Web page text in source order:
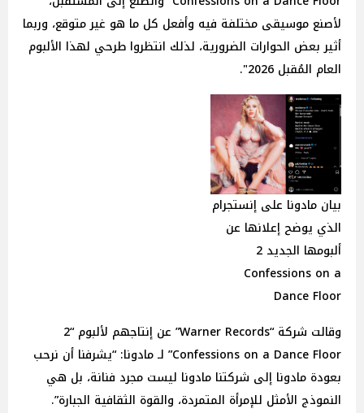
لأصنع موسيقى مختلفة فيه وأفعل كل ما هو غير متوقع، وربما
أثير بعض الحوارات الضرورية، لذلك انتظروا طرحي لهذا الألبوم
العام المُقبل 2026".
بيان مادونا على إنستجرام
الذي يوضح إعلانها عن
ألبومها الجديد 2
Confessions on a
Dance Floor
وقالت شركة “Warner Records” عن إنتاجهم لألبوم “2
Confessions on a Dance Floor” لـ مادونا: “يشرفنا أن نرحب
بعودة مادونا إلى شركتنا مادونا ليست مجرد فنانة، بل هي
النموذج الأمثل للإمرأة المتمردة، والقوة الثقافية الجبارة”.